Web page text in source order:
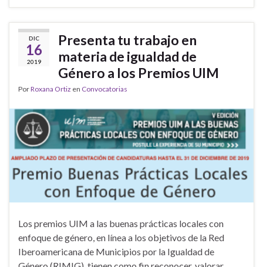
DIC
16
2019
Presenta tu trabajo en
materia de igualdad de
Género a los Premios UIM
PorRoxana Ortiz en Convocatorias
Los premios UIM a las buenas prácticas locales con
enfoque de género, en línea a los objetivos de la Red
Iberoamericana de Municipios por la Igualdad de